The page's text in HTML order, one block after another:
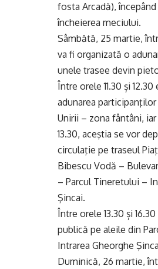
fosta Arcadă),
încheierea meciului.
Sâmbătă, 25 martie,
va fi organizată o
unele trasee devin
Între orele 11.30 și
adunarea
Unirii – zona fântâni,
13.30, aceştia se vor
circulaţie pe traseul
Bibescu Vodă –
– Parcul Tineretului –
Şincai.
Între orele 13.30 și
publică pe aleile din
Intrarea Gheorghe
Duminică, 26 martie,